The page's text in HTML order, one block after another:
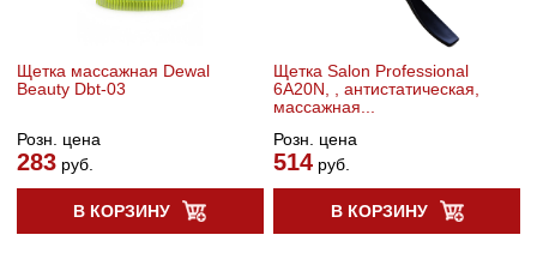
Щетка массажная Dewal
Beauty Dbt-03
Розн. цена
283руб.
В КОРЗИНУ
Щетка Salon Professional
6A20N, , антистатическая,
массажная...
Розн. цена
514 руб.
В КОРЗИНУ